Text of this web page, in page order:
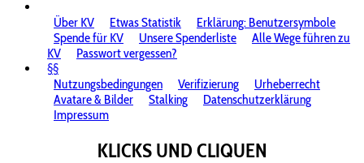
Über KV
Etwas Statistik
Erklärung: Benutzersymbole
Spende für KV
Unsere Spenderliste
Alle Wege führen zu
KV
Passwort vergessen?
§§
Nutzungsbedingungen
Verifizierung
Urheberrecht
Avatare & Bilder
Stalking
Datenschutzerklärung
Impressum
KLICKS UND CLIQUEN